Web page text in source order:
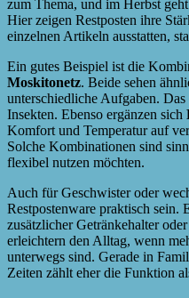
zum Thema, und im Herbst
Hier zeigen Restposten ihre
einzelnen Artikeln ausstatten,
Ein gutes Beispiel ist die
Moskitonetz. Beide sehen
unterschiedliche Aufgaben. Das
Insekten. Ebenso ergänzen sich
Komfort und Temperatur auf
Solche Kombinationen sind
flexibel nutzen möchten.
Auch für Geschwister oder
Restpostenware praktisch sein.
zusätzlicher Getränkehalter
erleichtern den Alltag, wenn
unterwegs sind. Gerade in
Zeiten zählt eher die Funktion